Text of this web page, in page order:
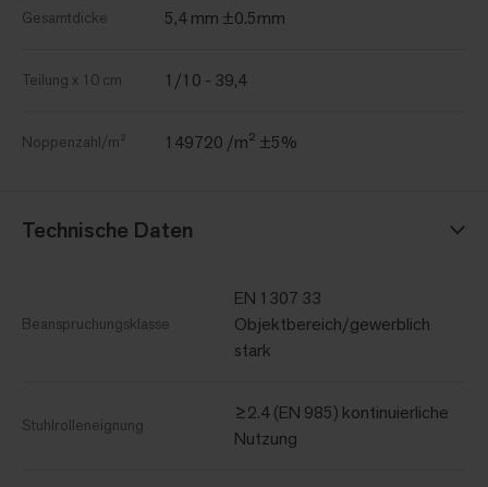
Gesamtdicke 5,4 mm ±0.5mm
Teilung x 10 cm 1/10 - 39,4
Noppenzahl/m² 149720 /m² ±5%
Technische Daten
Beanspruchungsklasse
EN 1307 33
Objektbereich/gewerblich
stark
Stuhlrolleneignung
≥2.4 (EN 985) kontinuierliche
Nutzung